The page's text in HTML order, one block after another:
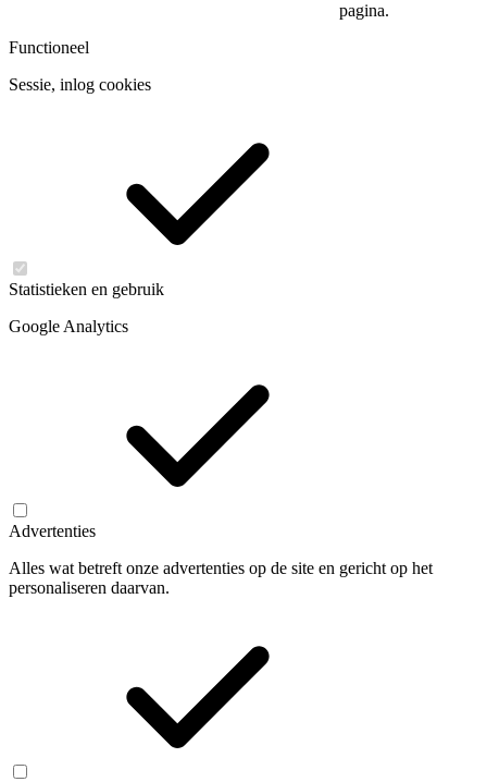
pagina.
Functioneel
Sessie, inlog cookies
Statistieken en gebruik
Google Analytics
Advertenties
Alles wat betreft onze advertenties op de site en gericht op het
personaliseren daarvan.